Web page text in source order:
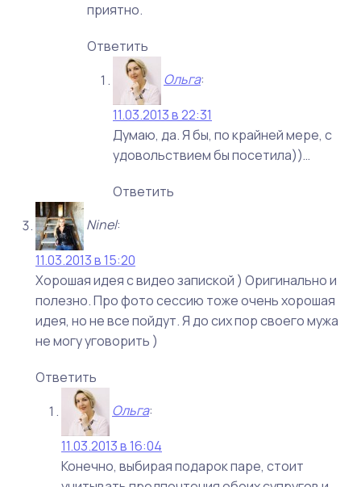
приятно.
Ответить
Ольга:
11.03.2013 в 22:31
Думаю, да. Я бы, по крайней мере, с
удовольствием бы посетила))…
Ответить
Ninel:
11.03.2013 в 15:20
Хорошая идея с видео запиской ) Оригинально и
полезно. Про фото сессию тоже очень хорошая
идея, но не все пойдут. Я до сих пор своего мужа
не могу уговорить )
Ответить
Ольга:
11.03.2013 в 16:04
Конечно, выбирая подарок паре, стоит